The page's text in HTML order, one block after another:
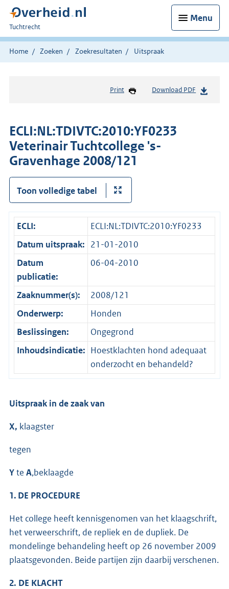
Menu
U
bent
hier:
Tuchtrecht
Home Zoeken Zoekresultaten Uitspraak
Print Download PDF
ECLI:NL:TDIVTC:2010:YF0233
Veterinair Tuchtcollege 's-
Gravenhage 2008/121
Toon volledige tabel
ECLI:
ECLI:NL:TDIVTC:2010:YF0233
Datum uitspraak: 21-01-2010
Datum
publicatie:
06-04-2010
Zaaknummer(s):
2008/121
Onderwerp:
Honden
Beslissingen:
Ongegrond
Inhoudsindicatie: Hoestklachten hond adequaat
onderzocht en behandeld?
Uitspraak in de zaak van
X, klaagster
tegen
Yte A,beklaagde
1. DE PROCEDURE
Het college heeft kennisgenomen van het klaagschrift,
het verweerschrift, de repliek en de dupliek. De
mondelinge behandeling heeft op 26 november 2009
plaatsgevonden. Beide partijen zijn daarbij verschenen.
2. DE KLACHT